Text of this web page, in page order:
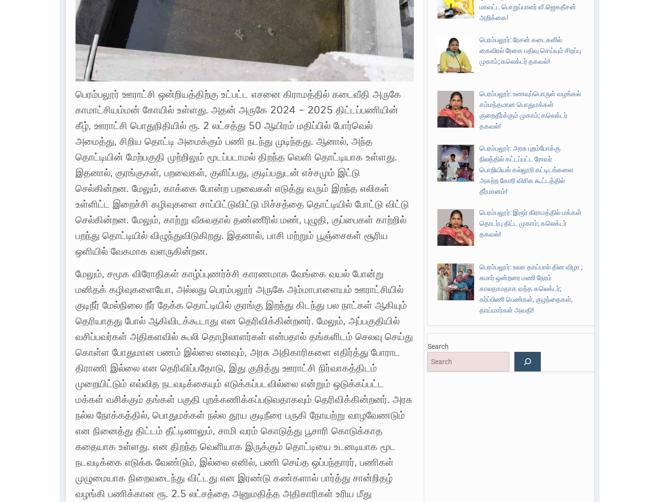
பெரம்பலூர் ஊராட்சி ஒன்றியத்திற்கு உட்பட்ட எசனை கிராமத்தில் கடைவீதி அருகே
காமாட்சியம்மன் கோயில் உள்ளது. அதன் அருகே 2024 – 2025 திட்டப்பணியின்
கீழ், ஊராட்சி பொதுநிதியில் ரூ. 2 லட்சத்து 50 ஆயிரம் மதிப்பில் போர்வெல்
அமைத்து, சிறிய தொட்டி அமைக்கும் பணி நடந்து முடிந்தது. ஆனால், அந்த
தொட்டியின் மேற்பகுதி முற்றிலும் மூடப்படாமல் திறந்த வெளி தொட்டியாக உள்ளது.
இதனால், குரங்குகள், பறவைகள், குளிப்பது, குடிப்பதுடன் எச்சமும் இட்டு
செல்கின்றன. மேலும், காக்கை போன்ற பறவைகள் எடுத்து வரும் இறந்த எலிகள்
உள்ளிட்ட இறைச்சி கழிவுகளை சாப்பிட்டுவிட்டு மிச்சத்தை தொட்டியில் போட்டு விட்டு
செல்கின்றன. மேலும், காற்று வீசுவதால் தண்ணீரில் மண், புழுதி, குப்பைகள் காற்றில்
பறந்து தொட்டியில் விழுந்துவிடுகிறது. இதனால், பாசி மற்றும் பூஞ்சைகள் சூரிய
ஒளியில் வேகமாக வளருகின்றன.
மேலும், சமூக விரோதிகள் காழ்ப்புணர்ச்சி காரணமாக வேங்கை வயல் போன்று
மனிதக் கழிவுகளையோ, அல்லது பெரம்பலூர் அருகே அம்மாபாளையம் ஊராட்சியில்
குடிநீர் மேல்நிலை நீர் தேக்க தொட்டியில் குரங்கு இறந்து கிடந்து பல நாட்கள் ஆகியும்
தெரியாதது போல் ஆகிவிடக்கூடாது என தெரிவிக்கின்றனர். மேலும், அப்பகுதியில்
வசிப்பவர்கள் அதிகளவில் கூலி தொழிலாளர்கள் என்பதால் தங்களிடம் செலவு செய்து
கொள்ள போதுமான பணம் இல்லை எனவும், அரசு அதிகாரிகளை எதிர்த்து போராட
திராணி இல்லை என தெரிவிப்பதோடு, இது குறித்து ஊராட்சி நிர்வாகத்திடம்
முறையிட்டும் எவ்வித நடவடிக்கையும் எடுக்கப்படவில்லை என்றும் ஒடுக்கப்பட்ட
மக்கள் வசிக்கும் தங்கள் பகுதி புறக்கணிக்கப்படுவதாகவும் தெரிவிக்கின்றனர். அரசு
நல்ல நோக்கத்தில், பொதுமக்கள் நல்ல தூய குடிநீரை பருகி நோயற்று வாழவேணடும்
என நினைத்து திட்டம் தீட்டினாலும், சாமி வரம் கொடுத்து பூசாரி கொடுக்காத
கதையாக உள்ளது. என திறந்த வெளியாக இருக்கும் தொட்டியை உடனடியாக மூட
நடவடிக்கை எடுக்க வேண்டும், இல்லை எனில், பணி செய்த ஒப்பந்தாரர், பணிகள்
முழுமையாக நிறைவடைந்து விட்டது என இரண்டு கண்களால் பார்த்து சான்றிதழ்
வழங்கி பணிக்கான ரூ. 2.5 லட்சத்தை அனுமதித்த அதிகாரிகள் உரிய மீது
மாவட்ட பொறுப்பாளர் வீ.ஜெகதீசன்
அறிக்கை!
பெரம்பலூர்: ரேசன் கடைகளில்
கைவிரல் ரேகை பதிவு செய்யும் சிறப்பு
முகாம்; கலெக்டர் தகவல்!
பெரம்பலூர்: உணவுப்பொருள் வழங்கல்
சம்மந்தமான பொதுமக்கள்
குறைதீர்க்கும் முகாம்; கலெக்டர்
தகவல்!
பெரம்பலூர்: அரசு புறம்போக்கு
நிலத்தில் கட்டப்பட்ட ரோவர்
பொறியியல் கல்லூரி கட்டிடங்களை
அகற்ற கோரி விசிக கூட்டத்தில்
தீர்மானம்!
பெரம்பலூர்: இரூர் கிராமத்தில் மக்கள்
தொடர்பு திட்ட முகாம்; கலெக்டர்
தகவல்!
பெரம்பலூர்: உலக தாய்பால் தின விழா ;
சுமார் ஒன்றரை மணி நேரம்
காலதாமதாக வந்த கலெக்டர்;
கர்ப்பிணி பெண்கள், குழந்தைகள்,
தாய்மார்கள் அவதி!
Search